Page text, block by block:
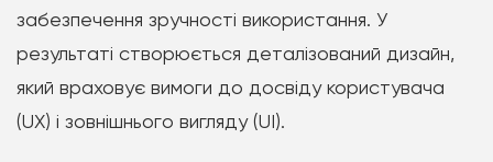
забезпечення зручності використання. У
результаті створюється деталізований дизайн,
який враховує вимоги до досвіду користувача
(UX) і зовнішнього вигляду (UI).